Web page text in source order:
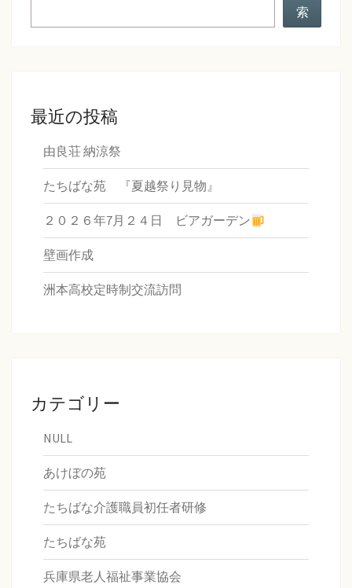
索
最近の投稿
由良荘 納涼祭
たちばな苑 『夏越祭り見物』
２０２６年7月２４日 ビアガーデン
壁画作成
洲本高校定時制交流訪問
カテゴリー
NULL
あけぼの苑
たちばな介護職員初任者研修
たちばな苑
兵庫県老人福祉事業協会